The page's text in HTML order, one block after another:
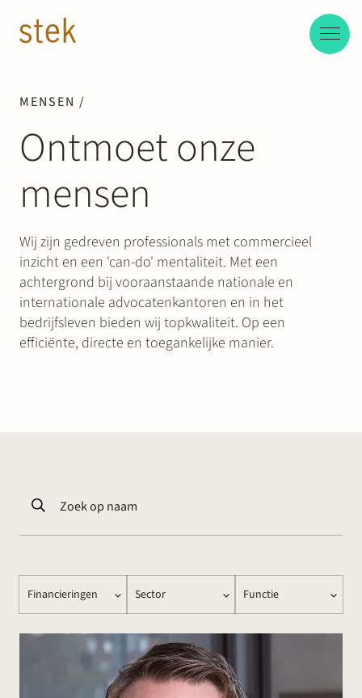
NL
EN
MENSEN /
Ontmoet onze
mensen
Wij zijn gedreven professionals met commercieel
inzicht en een 'can-do' mentaliteit. Met een
achtergrond bij vooraanstaande nationale en
internationale advocatenkantoren en in het
bedrijfsleven bieden wij topkwaliteit. Op een
efficiënte, directe en toegankelijke manier.
Mensen
Expertise
Over ons
Track record
News & Insights
Contact
Partner Expertise Energie
Volg ons